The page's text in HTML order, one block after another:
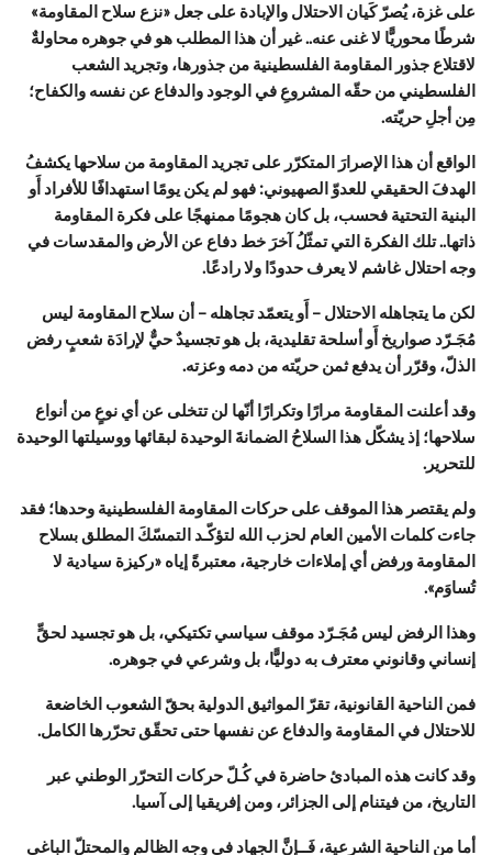
على غزة، يُصرّ كَيان الاحتلال والإبادة على جعل «نزع سلاح المقاومة»
شرطًا محوريًّا لا غنى عنه.. غير أن هذا المطلب هو في جوهره محاولةٌ
لاقتلاع جذور المقاومة الفلسطينية من جذورها، وتجريد الشعب
الفلسطيني من حقّه المشروعِ في الوجود والدفاع عن نفسه والكفاح؛
مِن أجلِ حريّته.
الواقع أن هذا الإصرارَ المتكرّر على تجريد المقاومة من سلاحها يكشفُ
الهدفَ الحقيقي للعدوّ الصهيوني: فهو لم يكن يومًا استهدافًا للأفراد أَو
البنية التحتية فحسب، بل كان هجومًا ممنهجًا على فكرة المقاومة
ذاتها.. تلك الفكرة التي تمثّلُ آخرَ خط دفاع عن الأرض والمقدسات في
وجه احتلال غاشم لا يعرف حدودًا ولا رادعًا.
لكن ما يتجاهله الاحتلال – أَو يتعمّد تجاهله – أن سلاح المقاومة ليس
مُجَـرّد صواريخ أَو أسلحة تقليدية، بل هو تجسيدٌ حيٌّ لإرادَة شعبٍ رفض
الذلّ، وقرّر أن يدفع ثمن حريّته من دمه وعزته.
وقد أعلنت المقاومة مرارًا وتكرارًا أنّها لن تتخلى عن أي نوعٍ من أنواع
سلاحها؛ إذ يشكّل هذا السلاحُ الضمانةَ الوحيدة لبقائها ووسيلتها الوحيدة
للتحرير.
ولم يقتصر هذا الموقف على حركات المقاومة الفلسطينية وحدها؛ فقد
جاءت كلمات الأمين العام لحزب الله لتؤكّـد التمسّكَ المطلق بسلاح
المقاومة ورفض أي إملاءات خارجية، معتبرةً إياه «ركيزة سيادية لا
تُساوَم».
وهذا الرفض ليس مُجَـرّد موقف سياسي تكتيكي، بل هو تجسيد لحقٍّ
إنساني وقانوني معترف به دوليًّا، بل وشرعي في جوهره.
فمن الناحية القانونية، تقرّ المواثيق الدولية بحقّ الشعوب الخاضعة
للاحتلال في المقاومة والدفاع عن نفسها حتى تحقّق تحرّرها الكامل.
وقد كانت هذه المبادئ حاضرة في كُـلّ حركات التحرّر الوطني عبر
التاريخ، من فيتنام إلى الجزائر، ومن إفريقيا إلى آسيا.
أما من الناحية الشرعية، فَــإنَّ الجهاد في وجه الظالم والمحتلّ الباغي